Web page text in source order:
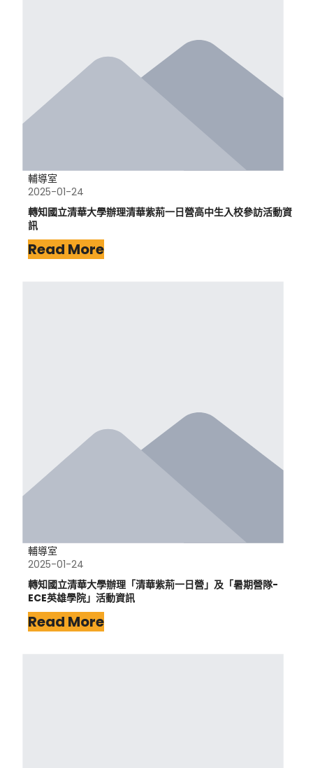
輔導室
2025-01-24
轉知國立清華大學辦理清華紫荊一日營高中生入校參訪活動資
訊
Read More
輔導室
2025-01-24
轉知國立清華大學辦理「清華紫荊一日營」及「暑期營隊-
ECE英雄學院」活動資訊
Read More